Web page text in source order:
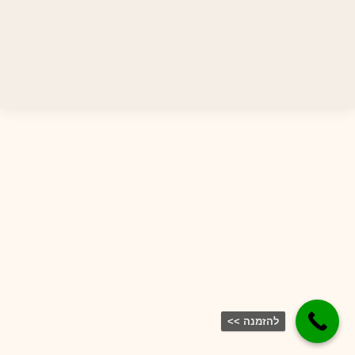
להזמנה >>